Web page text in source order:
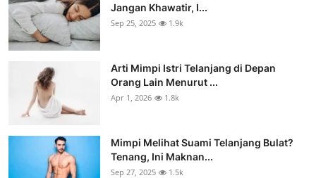
Jangan Khawatir, I...
Sep 25, 2025 1.9k
Arti Mimpi Istri Telanjang di Depan
Orang Lain Menurut ...
Apr 1, 2026 1.8k
Mimpi Melihat Suami Telanjang Bulat?
Tenang, Ini Maknan...
Sep 27, 2025 1.5k